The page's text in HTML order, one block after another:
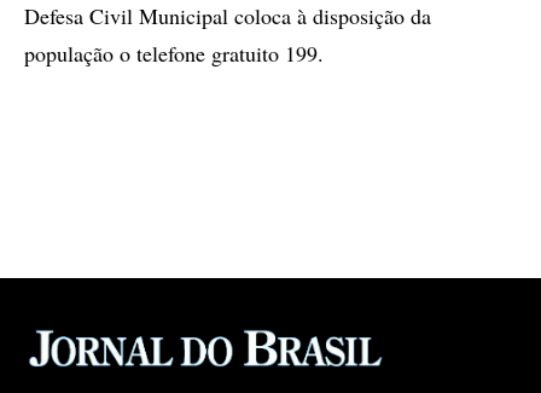
Defesa Civil Municipal coloca à disposição da
população o telefone gratuito 199.